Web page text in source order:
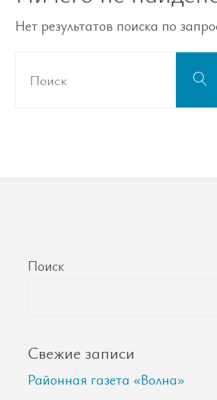
Нет результатов поиска по
Поиск
Свежие записи
Районная газета «Волна»